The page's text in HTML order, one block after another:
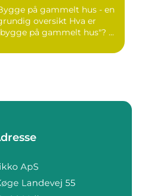
på gammelt hus - en
oversikt Hva er
"bygge på gammelt hus"? ...